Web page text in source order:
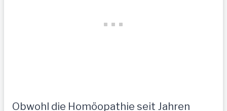
Obwohl die Homöopathie seit Jahren